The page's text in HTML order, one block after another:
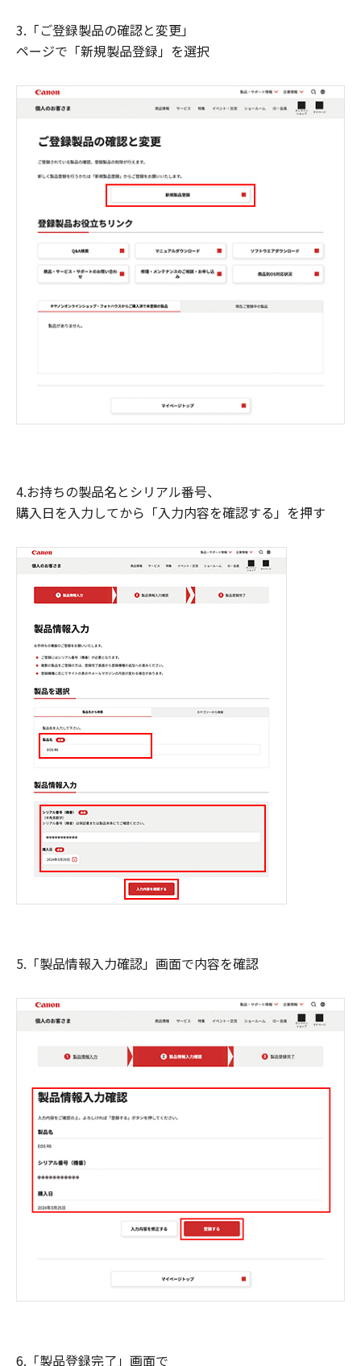
3.「ご登録製品の確認と変更」
ページで「新規製品登録」を選択
4.お持ちの製品名とシリアル番号、
購入日を入力してから「入力内容を確認する」を押す
5.「製品情報入力確認」画面で内容を確認
6.「製品登録完了」画面で